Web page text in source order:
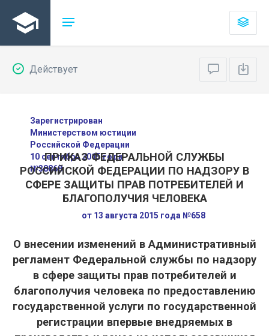
Действует
Зарегистрирован
Министерством юстиции
Российской Федерации
10 сентября 2015 года
№38868
ПРИКАЗ ФЕДЕРАЛЬНОЙ СЛУЖБЫ
РОССИЙСКОЙ ФЕДЕРАЦИИ ПО НАДЗОРУ В
СФЕРЕ ЗАЩИТЫ ПРАВ ПОТРЕБИТЕЛЕЙ И
БЛАГОПОЛУЧИЯ ЧЕЛОВЕКА
от 13 августа 2015 года №658
О внесении изменений в Административный
регламент Федеральной службы по надзору
в сфере защиты прав потребителей и
благополучия человека по предоставлению
государственной услуги по государственной
регистрации впервые внедряемых в